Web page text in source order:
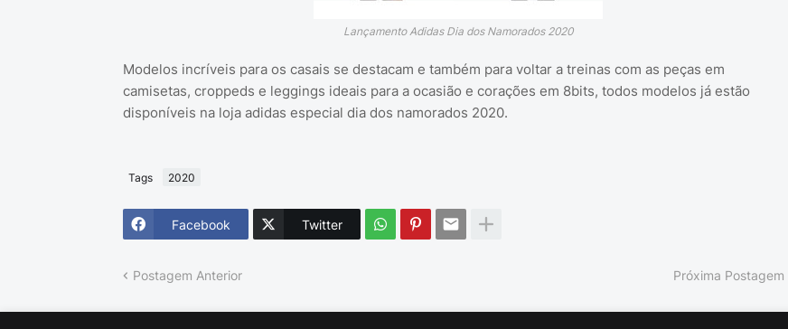
Lançamento Adidas Dia dos Namorados 2020
Modelos incríveis para os casais se destacam e também para voltar a treinas com as peças em
camisetas, croppeds e leggings ideais para a ocasião e corações em 8bits, todos modelos já estão
disponíveis na loja adidas especial dia dos namorados 2020.
Tags 2020
Facebook Twitter
Postagem Anterior Próxima Postagem